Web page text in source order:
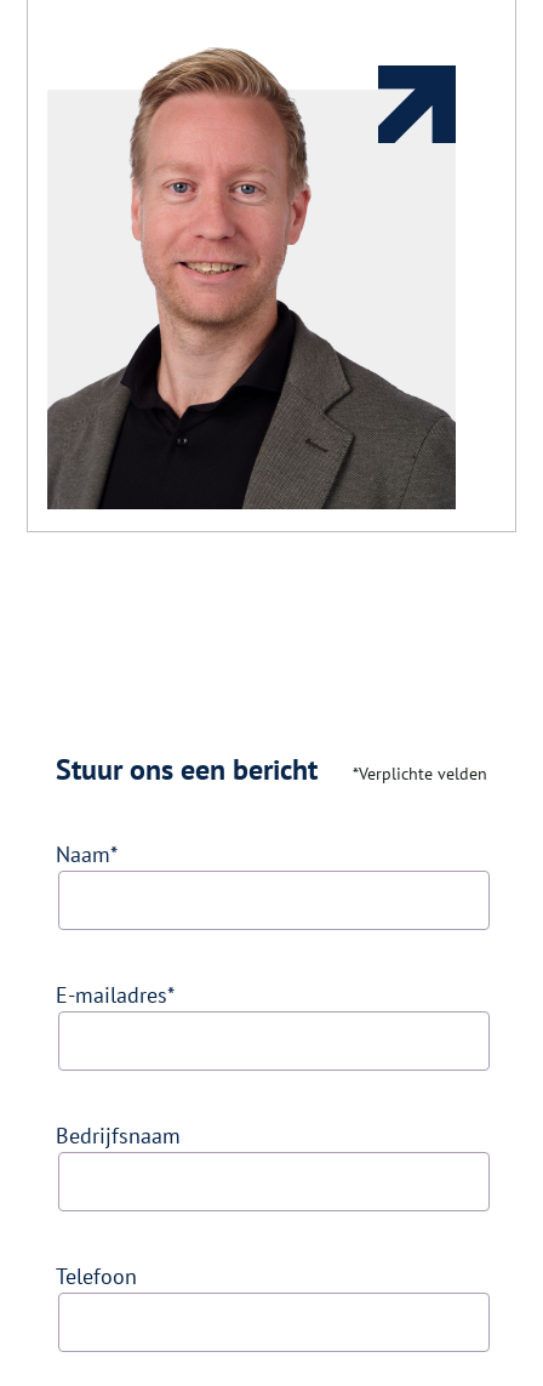
Stuur ons een bericht *Verplichte velden
Naam
E-mailadres
Bedrijfsnaam
Telefoon